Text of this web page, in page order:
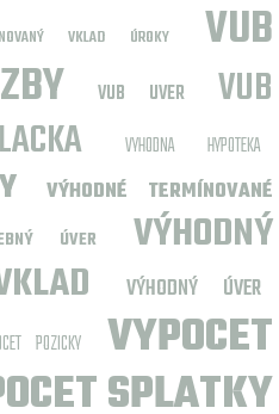
VKLAD ÚROKY
VUB
VUB UVER
VUB
VYHODNA HYPOTEKA
VÝHODNÉ TERMÍNOVANÉ
ÚVER
VÝHODNÝ
VÝHODNÝ ÚVER
POZICKY
VYPOCET
SPLATKY